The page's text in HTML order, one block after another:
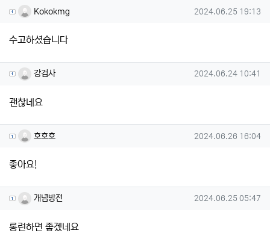
Kokokmg님의 댓글
Kokokmg 작성일
2024.06.25 19:13
수고하셨습니다
강검사님의 댓글
강검사 작성일
2024.06.24 10:41
괜찮네요
호호호님의 댓글
호호호 작성일
2024.06.26 16:04
좋아요!
개념방전님의 댓글
개념방전 작성일
2024.06.25 05:47
롱런하면 좋겠네요